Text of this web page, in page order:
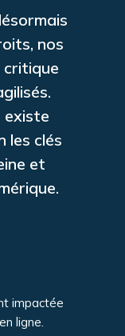
nos
existe
les clés
et
impactée
ligne.